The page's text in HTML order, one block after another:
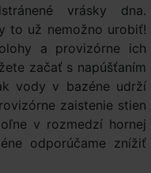
vrásky dna.
to už nemožno urobiť!
a provizórne ich
začať s napúšťaním
vody v bazéne udrží
zaistenie stien
v rozmedzí hornej
odporúčame znížiť